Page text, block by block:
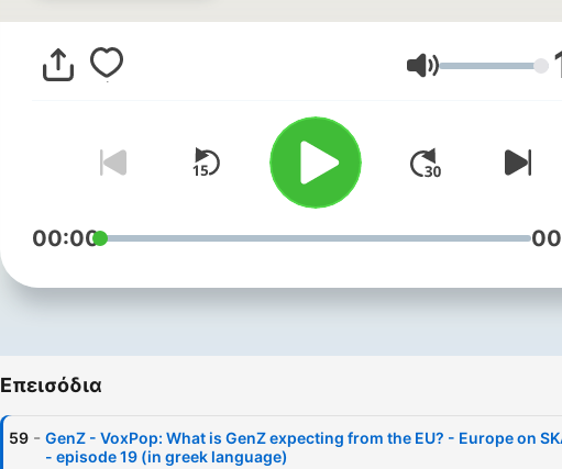
Ένταση
00:00
Επεισόδια
59 - GenZ - VoxPop: What is GenZ expecting from the EU? - Europe on
- episode 19 (in greek language)